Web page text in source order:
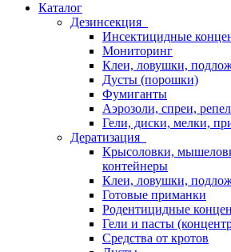
Каталог
Дезинсекция
Инсектицидные
Мониторинг
Клеи, ловушки,
Дусты (порошки)
Фумиганты
Аэрозоли, спреи,
Гели, диски, мелки,
Дератизация
Крысоловки,
контейнеры
Клеи, ловушки,
Готовые приманки
Родентицидные
Гели и пасты
Средства от кротов